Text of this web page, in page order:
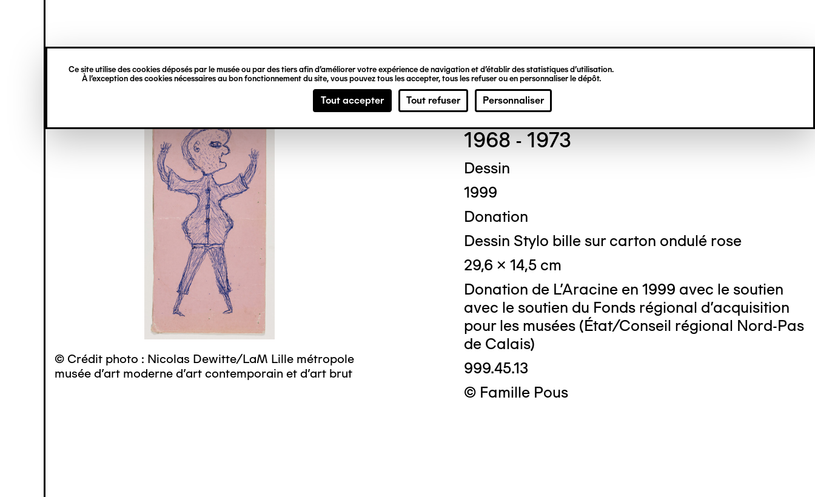
Ce site utilise des cookies déposés par le musée ou par des tiers afin d’améliorer votre expérience de navigation et d’établir des statistiques d’utilisation.
À l’exception des cookies nécessaires au bon fonctionnement du site, vous pouvez tous les accepter, tous les refuser ou en personnaliser le dépôt.
Tout accepter Tout refuser Personnaliser
principal
verticale
© Crédit photo : Nicolas Dewitte/LaM Lille métropole
musée d’art moderne d’art contemporain et d’art brut
Jean POUS
1968 - 1973
Dessin
1999
Donation
Dessin Stylo bille sur carton ondulé rose
29,6 x 14,5 cm
Donation de L'Aracine en 1999 avec le soutien
avec le soutien du Fonds régional d'acquisition
pour les musées (État/Conseil régional Nord-Pas
de Calais)
999.45.13
© Famille Pous